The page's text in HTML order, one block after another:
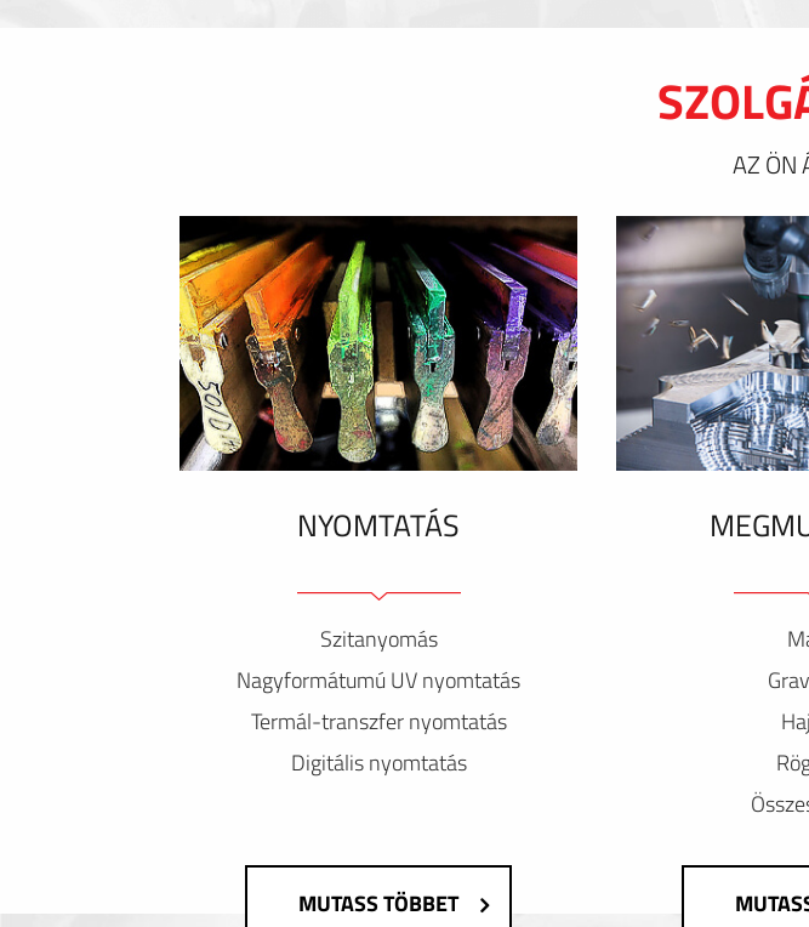
AZ ÖN
NYOMTATÁS
Szitanyomás
Nagyformátumú UV nyomtatás
Termál-transzfer nyomtatás
Digitális nyomtatás
MUTASS TÖBBET